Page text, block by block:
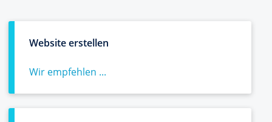
Website erstellen
Wir empfehlen ...